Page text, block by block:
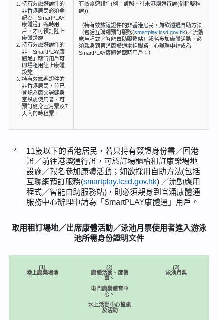
持有效旅遊證件的
非香港居民必須登
記為「SmartPLAY
康體通」臨時用
戶，才可預訂陸上
康體設施
持有效旅遊證件的
非「SmartPLAY康
體通」臨時用戶可
即場租用陸上康體
設施
持有效旅遊證件的
非香港居民，並已
登記為康文署健身
室設施使用者，可
預訂健身室月票及7
天內的時租票。
有效旅遊證件(例：護照、往來港澳通行證(俗稱雙程
證))
（持有效旅遊證件的非香港居民，如欲透過自助方法
（包括互聯網預訂服務(smartplay.lcsd.gov.hk)／流動
應用程式／智能自助服務站）報名參加康體活動，必
須親身到官涌康體通電話服務中心辦理申請成為
SmartPLAY康體通臨時用戶。）
*
11歲以下的香港居民，若只持有簽證身份書／回港
證／前往港澳通行證，可於訂場櫃枱租訂康樂場地
設施／報名參加康體活動；如欲採用自助方法(包括
互聯網預訂服務(smartplay.lcsd.gov.hk) ／流動應用
程式／智能自助服務站)，則必須親身到官涌康體通
服務中心辦理申請為「SmartPLAY康體通」用戶。
取用租訂場地／出席康體活動／泳池月票使用者進入游泳
池所需身份證明文件
(1)
陸上康樂場地
(2)
康體活動、度假
營、
屯門康樂體育中
心、
水上活動中心設施
及活動
(3)
泳池月票